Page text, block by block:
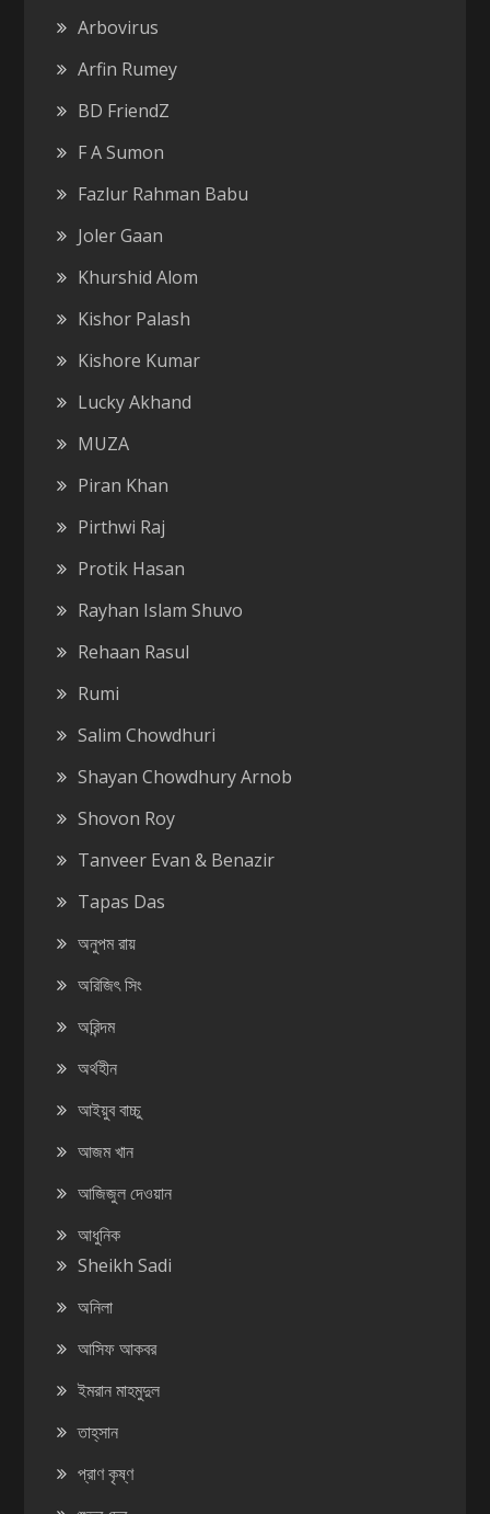
Arbovirus
Arfin Rumey
BD FriendZ
F A Sumon
Fazlur Rahman Babu
Joler Gaan
Khurshid Alom
Kishor Palash
Kishore Kumar
Lucky Akhand
MUZA
Piran Khan
Pirthwi Raj
Protik Hasan
Rayhan Islam Shuvo
Rehaan Rasul
Rumi
Salim Chowdhuri
Shayan Chowdhury Arnob
Shovon Roy
Tanveer Evan & Benazir
Tapas Das
অনুপম রায়
অরিজিৎ সিং
অরিন্দম
অর্থহীন
আইয়ুব বাচ্চু
আজম খান
আজিজুল দেওয়ান
আধুনিক
Sheikh Sadi
অনিলা
আসিফ আকবর
ইমরান মাহমুদুল
তাহ্‌সান
প্রাণ কৃষ্ণ